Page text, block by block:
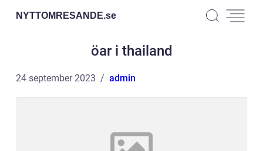
NYTTOMRESANDE.se
öar i thailand
24 september 2023 admin